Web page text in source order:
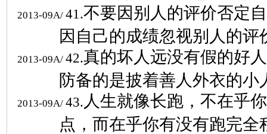
2013-09A/ 41.不要因别人的评价否定
因自己的成绩忽视别人的评
2013-09A/ 42.真的坏人远没有假的好
防备的是披着善人外衣的小
2013-09A/ 43. 人生就像长跑，不在乎
点，而在乎你有没有跑完全